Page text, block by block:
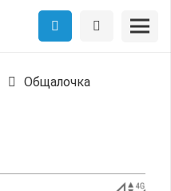
Общалочка